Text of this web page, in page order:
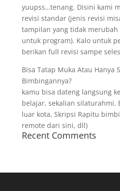
yuupss…tenang. Disini kami
revisi standar (jenis revisi
tampilan yang tidak
untuk program). Kalo untuk
berikan full revisi sampe
Bisa Tatap Muka Atau Hanya
Bimbingannya?
kamu bisa dateng langsung
belajar, sekalian silaturahmi.
luar kota, Skripsi Rapitu
remote dari sini, dll)
Recent Comments